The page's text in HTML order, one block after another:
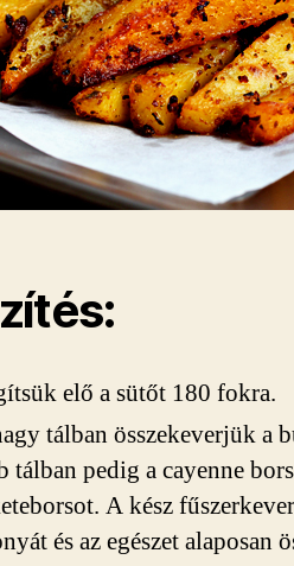
elő a sütőt 180 fokra.
tálban összekeverjük a
tálban pedig a cayenne
A kész
és az egészet alaposan